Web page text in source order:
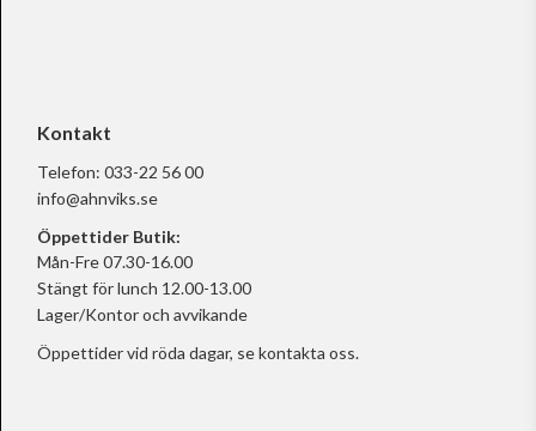
Kontakt
Telefon: 033-22 56 00
info@ahnviks.se
Öppettider Butik:
Mån-Fre 07.30-16.00
Stängt för lunch 12.00-13.00
Lager/Kontor och avvikande
Öppettider vid röda dagar, sekontakta oss.